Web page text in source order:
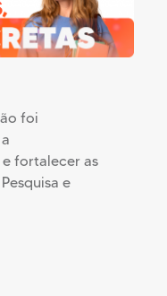
foi
fortalecer as
e